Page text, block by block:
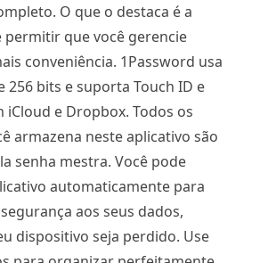
O que o destaca é a
permitir que você gerencie
conveniência. 1Password usa
256 bits e suporta Touch ID e
e Dropbox. Todos os
armazena neste aplicativo são
senha mestra. Você pode
automaticamente para
aos seus dados,
dispositivo seja perdido. Use